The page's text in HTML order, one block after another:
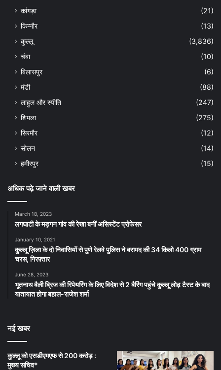
कांगड़ा
(21)
किन्नौर
(13)
कुल्लू
(3,836)
चंबा
(10)
बिलासपुर
(6)
मंडी
(88)
लाहुल और स्पीति
(247)
शिमला
(275)
सिरमौर
(12)
सोलन
(14)
हमीरपुर
(15)
अधिक पढ़े जाने वाली खबर
March 18, 2023
लगघाटी के मड़गन गांव की रेखा बनीं असिस्टेंट प्रोफेसर
January 10, 2021
कुल्लू ज़िला के दो निवासियों से पुणे रेलवे पुलिस ने बरामद की 34 किलो 400 ग्राम
चरस, गिरफ़्तार
June 28, 2023
भूतनाथ बैली ब्रिज की रिपेयरिंग के लिए विदेश से 2 बैरिंग पहुंचे कुल्लू लोढ़ टैस्ट के बाद
यातायात होगा बहाल-राजेश शर्मा
नई खबर
कुल्लू को एसडीएमएफ से 200 करोड़ :
मुख्य सचिव*